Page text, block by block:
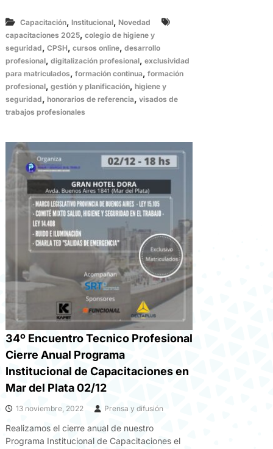
Capacitación, Institucional, Novedad
capacitaciones 2025, colegio de higiene y
seguridad , CPSH , cursos online, desarrollo
profesional, digitalización profesional, exclusividad
para matriculados , formación continua, formación
profesional, gestión y planificación, higiene y
seguridad , honorarios de referencia, visados de
trabajos profesionales
34º Encuentro Tecnico Profesional
Cierre Anual Programa
Institucional de Capacitaciones en
Mar del Plata 02/12
13 noviembre, 2022 Prensa y difusión
Realizamos el cierre anual de nuestro
Programa Institucional de Capacitaciones el